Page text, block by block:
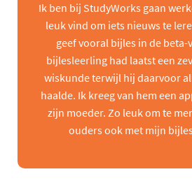
Ik ben bij StudyWorks gaan
leuk vind om iets nieuws te
geef vooral bijles in de beta-
bijlesleerling had laatst een
wiskunde terwijl hij daarvoor
haalde. Ik kreeg van hem een
zijn moeder. Zo leuk om te
ouders ook met mijn